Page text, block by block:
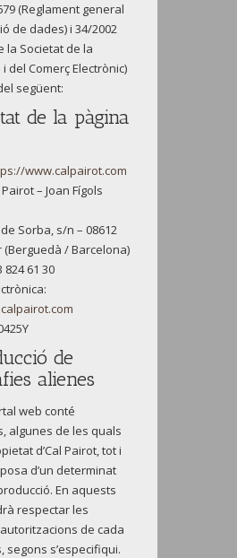
(Reglament general
de dades) i 34/2002
la Societat de la
del Comerç Electrònic)
següent:
de la pàgina
www.calpairot.com
– Joan Fígols
Sorba, s/n – 08612
/ Barcelona)
61 30
de
alienes
web conté
algunes de les quals
d’Cal Pairot, tot i
d’un determinat
En aquests
respectar les
de cada
segons s’especifiqui.